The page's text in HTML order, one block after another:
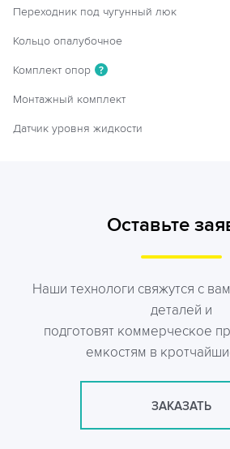
Переходник под чугунный люк
Кольцо опалубочное
Комплект опор ?
Монтажный комплект
Датчик уровня жидкости
Оставьте
Наши технологи свяжутся с
деталей и
подготовят коммерческое
емкостям в
ЗАКАЗАТЬ